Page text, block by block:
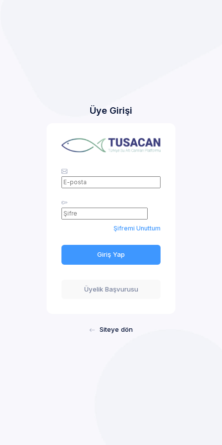
Üye Girişi
Şifremi Unuttum
Giriş Yap
Üyelik Başvurusu
Siteye dön